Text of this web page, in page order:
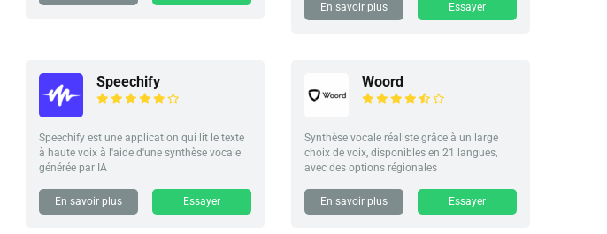
En savoir plus Essayer
Speechify
Speechify est une application qui lit le texte
à haute voix à l'aide d'une synthèse vocale
générée par IA
En savoir plus Essayer
Woord
Synthèse vocale réaliste grâce à un large
choix de voix, disponibles en 21 langues,
avec des options régionales
En savoir plus Essayer